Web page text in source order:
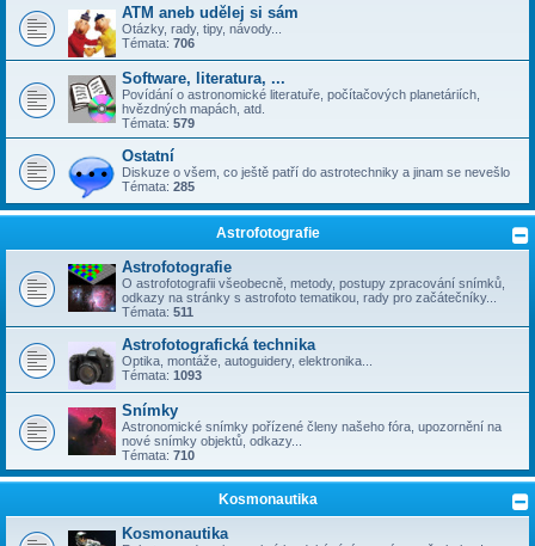
ATM aneb udělej si sám
Otázky, rady, tipy, návody...
Témata: 706
Software, literatura, ...
Povídání o astronomické literatuře, počítačových planetáriích,
hvězdných mapách, atd.
Témata: 579
Ostatní
Diskuze o všem, co ještě patří do astrotechniky a jinam se nevešlo
Témata: 285
Astrofotografie
Astrofotografie
O astrofotografii všeobecně, metody, postupy zpracování snímků,
odkazy na stránky s astrofoto tematikou, rady pro začátečníky...
Témata: 511
Astrofotografická technika
Optika, montáže, autoguidery, elektronika...
Témata: 1093
Snímky
Astronomické snímky pořízené členy našeho fóra, upozornění na
nové snímky objektů, odkazy...
Témata: 710
Kosmonautika
Kosmonautika